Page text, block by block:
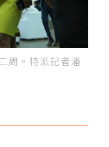
周。特派記者潘